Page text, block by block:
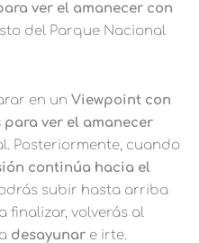
ver el amanecer con
del Parque Nacional
en un Viewpoint con
ver el amanecer
Posteriormente, cuando
continúa hacia el
subir hasta arriba
finalizar, volverás al
desayunar e irte.